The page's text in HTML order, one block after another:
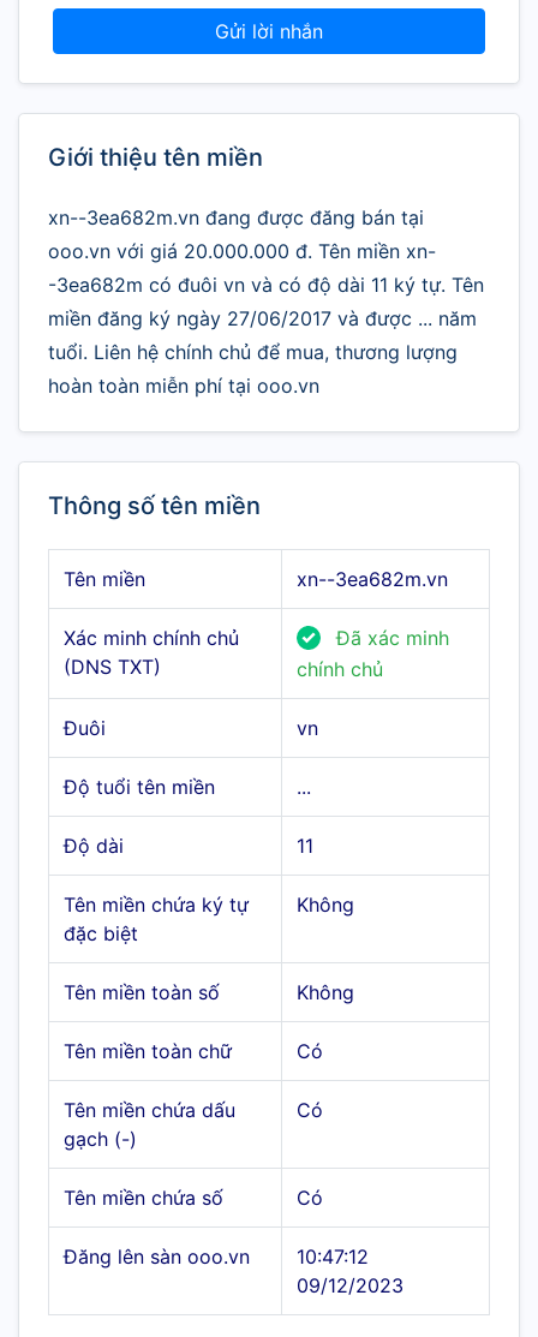
Gửi lời nhắn
Giới thiệu tên miền
xn--3ea682m.vn đang được đăng bán tại
ooo.vn với giá 20.000.000 đ. Tên miền xn-
-3ea682m có đuôi vn và có độ dài 11 ký tự. Tên
miền đăng ký ngày 27/06/2017 và được ... năm
tuổi. Liên hệ chính chủ để mua, thương lượng
hoàn toàn miễn phí tại ooo.vn
Thông số tên miền
Tên miền xn--3ea682m.vn
Xác minh chính chủ
(DNS TXT)
Đã xác minh
chính chủ
Đuôi vn
Độ tuổi tên miền ...
Độ dài 11
Tên miền chứa ký tự
đặc biệt
Không
Tên miền toàn số Không
Tên miền toàn chữ Có
Tên miền chứa dấu
gạch (-)
Có
Tên miền chứa số Có
Đăng lên sàn ooo.vn
10:47:12
09/12/2023